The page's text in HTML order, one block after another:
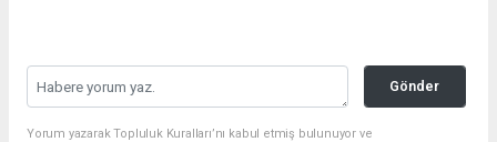
Gönder
Yorum yazarak Topluluk Kuralları’nı kabul etmiş bulunuyor ve